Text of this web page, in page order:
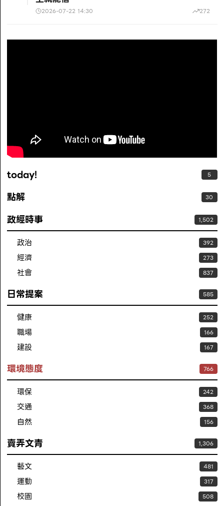
2026-07-22 14:30 272
today! 5
點解 30
政經時事 1,502
政治 392
經濟 273
社會 837
日常提案 585
健康 252
職場 166
建設 167
環境態度 766
環保 242
交通 368
自然 156
賣弄文青 1,306
藝文 481
運動 317
校園 508